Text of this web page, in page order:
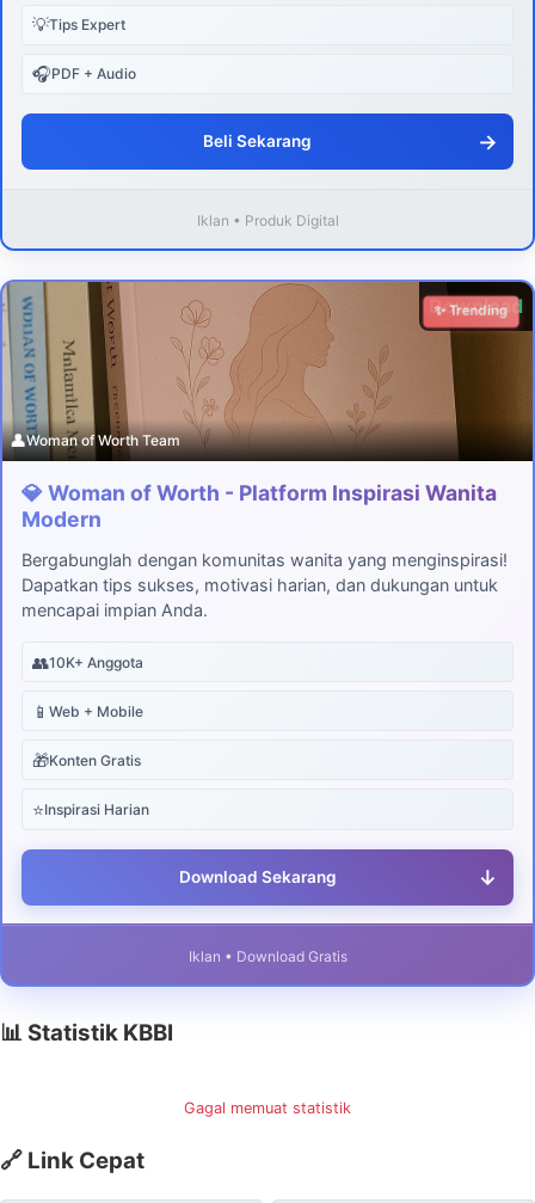
💡Tips Expert
🎧PDF + Audio
Beli Sekarang →
Iklan • Produk Digital
Download
✨ Trending
👤Woman of Worth Team
💎 Woman of Worth - Platform Inspirasi Wanita
Modern
Bergabunglah dengan komunitas wanita yang menginspirasi!
Dapatkan tips sukses, motivasi harian, dan dukungan untuk
mencapai impian Anda.
👥10K+ Anggota
📱 Web + Mobile
🎁Konten Gratis
⭐Inspirasi Harian
Download Sekarang ↓
Iklan • Download Gratis
📊 Statistik KBBI
Gagal memuat statistik
🔗 Link Cepat